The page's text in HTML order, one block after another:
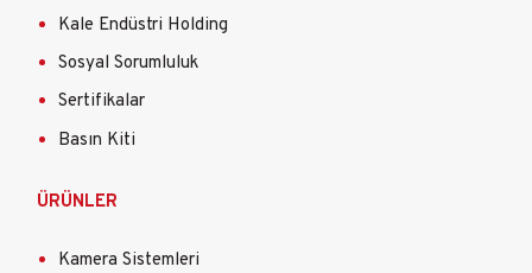
Kale Endüstri Holding
Sosyal Sorumluluk
Sertifikalar
Basın Kiti
ÜRÜNLER
Kamera Sistemleri